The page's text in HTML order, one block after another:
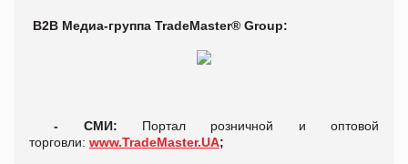
В2В Медиа-группа TradeMaster® Group:
- СМИ: Портал розничной и оптовой
торговли: www.TradeMaster.UA;